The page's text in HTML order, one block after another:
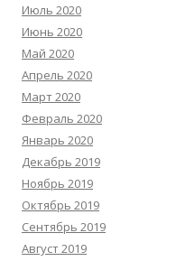
Июль 2020
Июнь 2020
Май 2020
Апрель 2020
Март 2020
Февраль 2020
Январь 2020
Декабрь 2019
Ноябрь 2019
Октябрь 2019
Сентябрь 2019
Август 2019